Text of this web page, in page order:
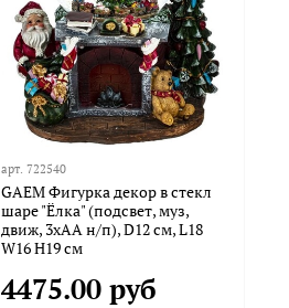
арт.722540
GAEM Фигурка декор в стекл
шаре "Ёлка" (подсвет, муз,
движ, 3хАА н/п), D12 см, L18
W16 H19 см
4475.00 руб